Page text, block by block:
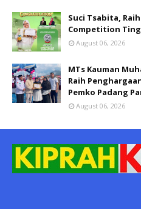
Suci Tsabita,
Competition
August 06, 2026
MTs Kauman
Raih
Pemko Padang
August 06, 2026